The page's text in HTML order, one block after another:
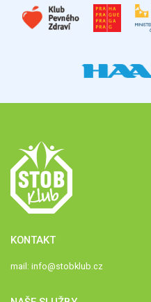
KONTAKT
mail: info@stobklub.cz